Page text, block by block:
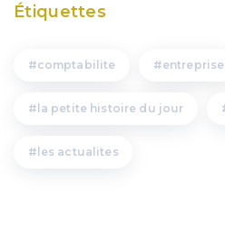
Étiquettes
comptabilite entreprise
la petite histoire du jour
les actualites